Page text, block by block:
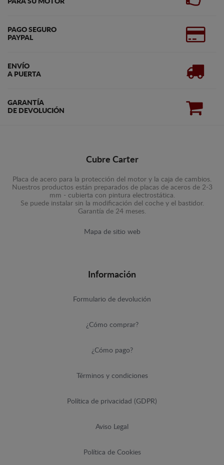
PARA SU MOTOR
PAGO SEGURO
PAYPAL
ENVÍO
A PUERTA
GARANTÍA
DE DEVOLUCIÓN
Cubre Carter
Placa de acero para la protección del motor y la caja de cambios.
Nuestros productos están preparados de placas de aceros de 2-3
mm - cubierta con pintura electrostática.
Se puede instalar sin la modificación del coche y el bastidor.
Garantía de 24 meses.
Mapa de sitio web
Información
Formulario de devolución
¿Cómo comprar?
¿Cómo pago?
Términos y condiciones
Política de privacidad (GDPR)
Aviso Legal
Política de Cookies